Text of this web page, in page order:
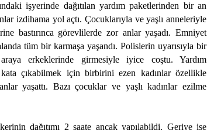
işyerinde dağıtılan yardım paketlerinden bir an
izdihama yol açtı. Çocuklarıyla ve yaşlı anneleriyle
bastırınca görevlilerde zor anlar yaşadı. Emniyet
tüm bir karmaşa yaşandı. Polislerin uyarısıyla bir
erkeklerinde girmesiyle iyice coştu. Yardım
çıkabilmek için birbirini ezen kadınlar özellikle
yaşattı. Bazı çocuklar ve yaşlı kadınlar ezilme
dağıtımı 2 saate ancak yapılabildi. Geriye ise